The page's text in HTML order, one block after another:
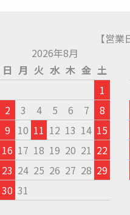
【営業
2026年8月
日 月 火 水 木 金 土
1
2
3 4 5 6 7
8
9 10 11 12 13 14 15
16 17 18 19 20 21 22
23 24 25 26 27 28 29
30 31